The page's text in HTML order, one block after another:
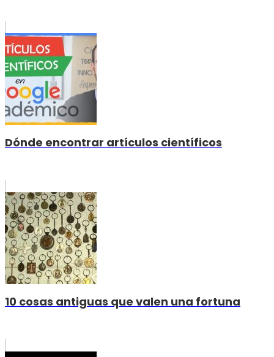
Dónde encontrar artículos científicos
10 cosas antiguas que valen una fortuna